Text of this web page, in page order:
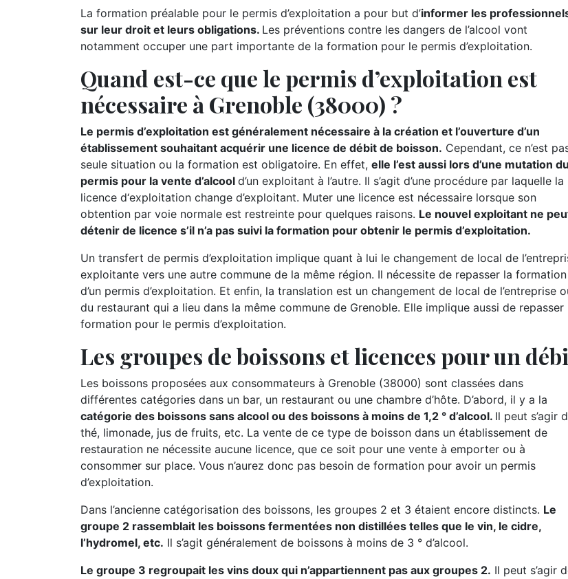
La formation préalable pour le permis d’exploitation a pour but d’informer les
sur leur droit et leurs obligations. Les préventions contre les dangers de l’alcool vont
notamment occuper une part importante de la formation pour le permis d’exploitation.
Quand est-ce que le permis d’exploitation est
nécessaire à Grenoble (38000) ?
Le permis d’exploitation est généralement nécessaire à la création et l’ouverture d’un
établissement souhaitant acquérir une licence de débit de boisson. Cependant, ce n’est
seule situation ou la formation est obligatoire. En effet, elle l’est aussi lors d’une mutation du
permis pour la vente d’alcool d’un exploitant à l’autre. Il s’agit d’une procédure par laquelle la
licence d‘exploitation change d’exploitant. Muter une licence est nécessaire lorsque son
obtention par voie normale est restreinte pour quelques raisons. Le nouvel exploitant ne
détenir de licence s’il n’a pas suivi la formation pour obtenir le permis d’exploitation.
Un transfert de permis d’exploitation implique quant à lui le changement de local de
exploitante vers une autre commune de la même région. Il nécessite de repasser la formation
d’un permis d’exploitation. Et enfin, la translation est un changement de local de l’entreprise
du restaurant qui a lieu dans la même commune de Grenoble. Elle implique aussi de repasser
formation pour le permis d’exploitation.
Les groupes de boissons et licences pour un
Les boissons proposées aux consommateurs à Grenoble (38000) sont classées dans
différentes catégories dans un bar, un restaurant ou une chambre d’hôte. D’abord, il y a la
catégorie des boissons sans alcool ou des boissons à moins de 1,2 ° d’alcool. Il peut s’agir
thé, limonade, jus de fruits, etc. La vente de ce type de boisson dans un établissement de
restauration ne nécessite aucune licence, que ce soit pour une vente à emporter ou à
consommer sur place. Vous n’aurez donc pas besoin de formation pour avoir un permis
d’exploitation.
Dans l’ancienne catégorisation des boissons, les groupes 2 et 3 étaient encore distincts. Le
groupe 2 rassemblait les boissons fermentées non distillées telles que le vin, le cidre,
l’hydromel, etc. Il s’agit généralement de boissons à moins de 3 ° d’alcool.
Le groupe 3 regroupait les vins doux qui n’appartiennent pas aux groupes 2. Il peut s’agir